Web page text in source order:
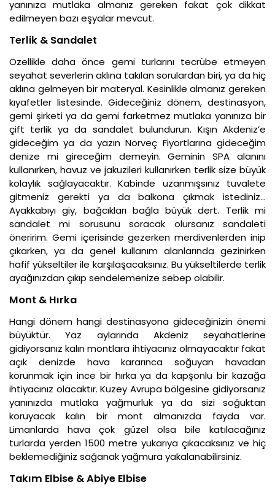
yanınıza mutlaka almanız gereken fakat çok dikkat
edilmeyen bazı eşyalar mevcut.
Terlik & Sandalet
Özellikle daha önce gemi turlarını tecrübe etmeyen
seyahat severlerin aklına takılan sorulardan biri, ya da hiç
aklına gelmeyen bir materyal. Kesinlikle almanız gereken
kıyafetler listesinde. Gideceğiniz dönem, destinasyon,
gemi şirketi ya da gemi farketmez mutlaka yanınıza bir
çift terlik ya da sandalet bulundurun. Kışın Akdeniz’e
gideceğim ya da yazın Norveç Fiyortlarına gideceğim
denize mi gireceğim demeyin. Geminin SPA alanını
kullanırken, havuz ve jakuzileri kullanırken terlik size büyük
kolaylık sağlayacaktır. Kabinde uzanmışsınız tuvalete
gitmeniz gerekti ya da balkona çıkmak istediniz…
Ayakkabıyı giy, bağcıkları bağla büyük dert. Terlik mi
sandalet mi sorusunu soracak olursanız sandaleti
öneririm. Gemi içerisinde gezerken merdivenlerden inip
çıkarken, ya da genel kullanım alanlarında gezinirken
hafif yükseltiler ile karşılaşacaksınız. Bu yükseltilerde terlik
ayağınızdan çıkıp sendelemenize sebep olabilir.
Mont & Hırka
Hangi dönem hangi destinasyona gideceğinizin önemi
büyüktür. Yaz aylarında Akdeniz seyahatlerine
gidiyorsanız kalın montlara ihtiyacınız olmayacaktır fakat
açık denizde hava kararınca soğuyan havadan
korunmak için ince bir hırka ya da kapşonlu bir kazağa
ihtiyacınız olacaktır. Kuzey Avrupa bölgesine gidiyorsanız
yanınızda mutlaka yağmurluk ya da sizi soğuktan
koruyacak kalın bir mont almanızda fayda var.
Limanlarda hava çok güzel olsa bile katılacağınız
turlarda yerden 1500 metre yukarıya çıkacaksınız ve hiç
beklemediğiniz sağanak yağmura yakalanabilirsiniz.
Takım Elbise & Abiye Elbise